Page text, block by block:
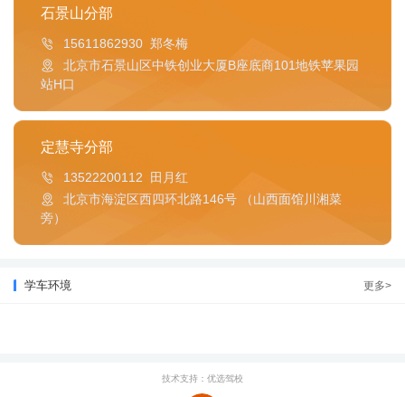
石景山分部
15611862930 郑冬梅
北京市石景山区中铁创业大厦B座底商101地铁苹果园
站H口
定慧寺分部
13522200112 田月红
北京市海淀区西四环北路146号 （山西面馆川湘菜
旁）
更多>
学车环境
技术支持：优选驾校